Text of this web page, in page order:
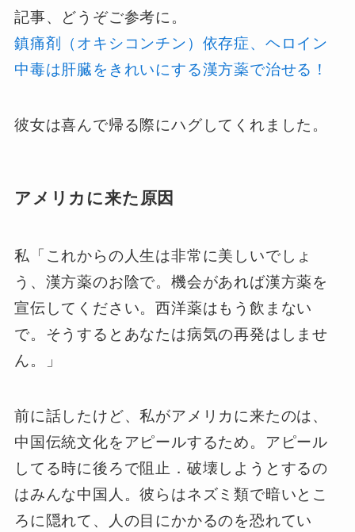
記事、どうぞご参考に。
鎮痛剤（オキシコンチン）依存症、ヘロイン
中毒は肝臓をきれいにする漢方薬で治せる！
彼女は喜んで帰る際にハグしてくれました。
アメリカに来た原因
私「これからの人生は非常に美しいでしょ
う、漢方薬のお陰で。機会があれば漢方薬を
宣伝してください。西洋薬はもう飲まない
で。そうするとあなたは病気の再発はしませ
ん。」
前に話したけど、私がアメリカに来たのは、
中国伝統文化をアピールするため。アピール
してる時に後ろで阻止．破壊しようとするの
はみんな中国人。彼らはネズミ類で暗いとこ
ろに隠れて、人の目にかかるのを恐れてい